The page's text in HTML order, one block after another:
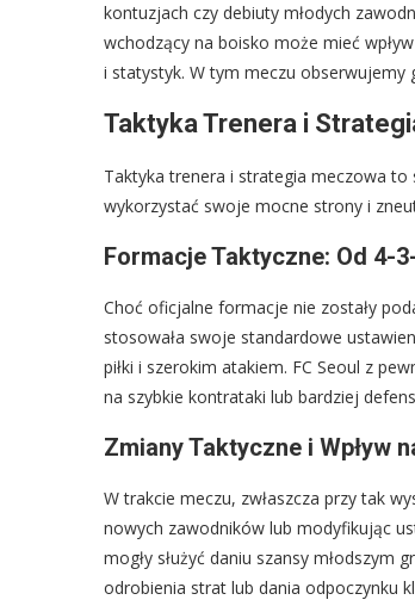
kontuzjach czy debiuty młodych
wchodzący na boisko może mieć
i statystyk. W tym meczu obserwujemy
Taktyka Trenera i
Taktyka trenera i strategia meczowa
wykorzystać swoje mocne strony i
Formacje Taktyczne: Od 4-
Choć oficjalne formacje nie zostały
stosowała swoje standardowe
piłki i szerokim atakiem. FC Seoul z
na szybkie kontrataki lub bardziej
Zmiany Taktyczne i Wpływ
W trakcie meczu, zwłaszcza przy tak
nowych zawodników lub modyfikując
mogły służyć daniu szansy młodszym
odrobienia strat lub dania odpoczynku